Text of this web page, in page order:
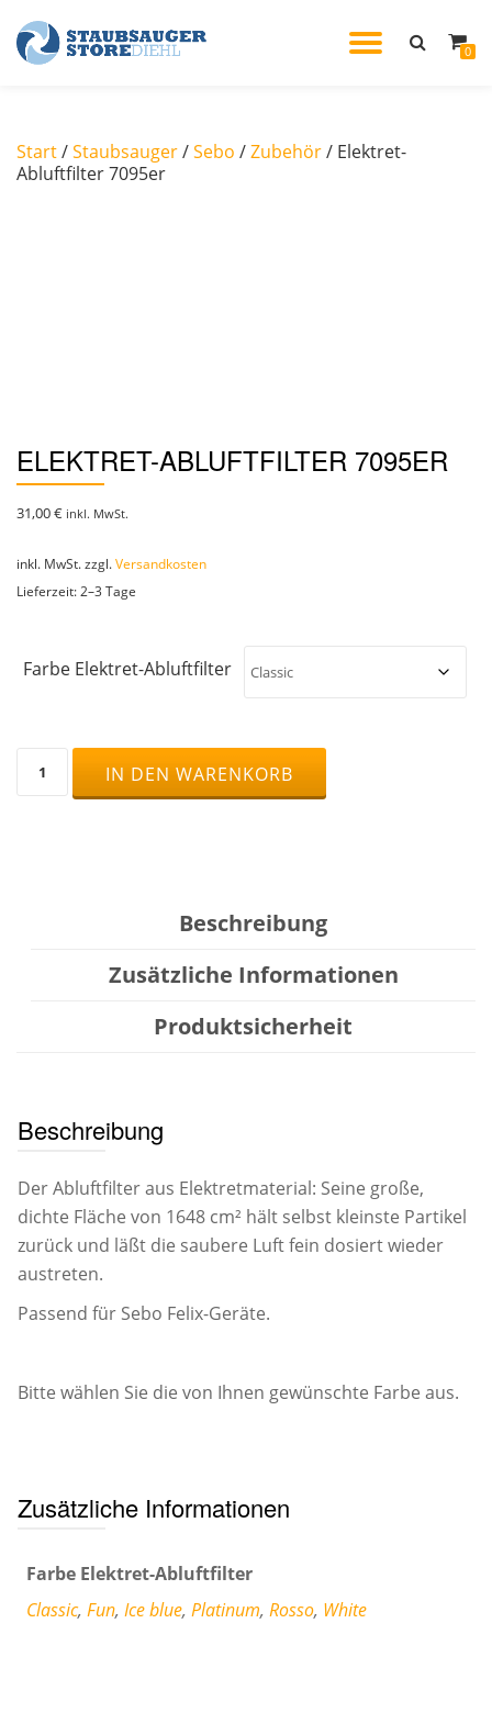
Skip
0
Start/Staubsauger/Sebo /Zubehör/ Elektret-
Abluftfilter 7095er
ELEKTRET-ABLUFTFILTER 7095ER
31,00€ inkl. MwSt.
inkl. MwSt. zzgl. Versandkosten
Lieferzeit: 2–3 Tage
Farbe Elektret-Abluftfilter
Abluftfilter
7095er
IN DEN WARENKORB
Beschreibung
Zusätzliche Informationen
Produktsicherheit
Beschreibung
Der Abluftfilter aus Elektretmaterial: Seine große,
dichte Fläche von 1648 cm² hält selbst kleinste Partikel
zurück und läßt die saubere Luft fein dosiert wieder
austreten.
Passend für Sebo Felix-Geräte.
Bitte wählen Sie die von Ihnen gewünschte Farbe aus.
Zusätzliche Informationen
Farbe Elektret-Abluftfilter
Classic, Fun, Ice blue, Platinum, Rosso, White